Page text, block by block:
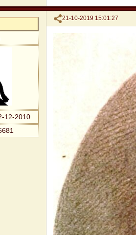
Поделиться
21-10-2019 15:01:27
12-2010